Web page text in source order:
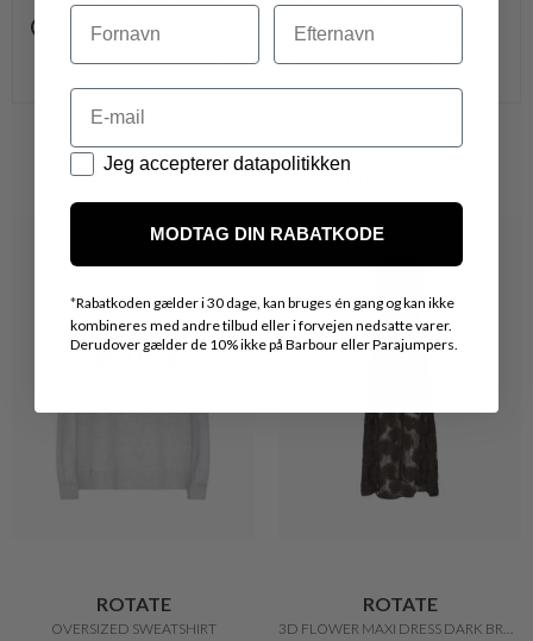
Kontakt din nærmeste forretning for ydeligere info.
VARER FRA SAMME MÆRKE
ROTATE
OVERSIZED SWEATSHIRT
ROTATE
3D FLOWER MAXI DRESS DARK BROWN
Navn Efternavn
Email
Datapolitik
Jeg accepterer datapolitikken
MODTAG DIN RABATKODE
*Rabatkoden gælder i 30 dage, kan bruges én gang og kan ikke
kombineres med andre tilbud eller i forvejen nedsatte varer.
Derudover gælder de 10% ikke på Barbour eller Parajumpers.